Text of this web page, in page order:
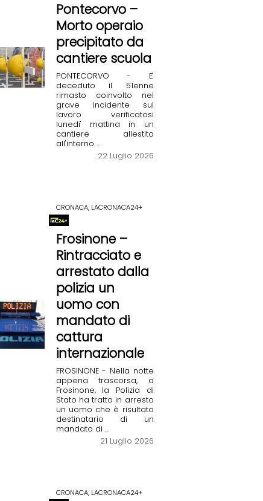
Pontecorvo –
Morto operaio
precipitato da
cantiere scuola
PONTECORVO - E'
deceduto il 51enne
rimasto coinvolto nel
grave incidente sul
lavoro verificatosi
lunedi' mattina in un
cantiere allestito
all'interno ...
22 Luglio 2026
CRONACA, LACRONACA24+
Frosinone –
Rintracciato e
arrestato dalla
polizia un
uomo con
mandato di
cattura
internazionale
FROSINONE - Nella notte
appena trascorsa, a
Frosinone, la Polizia di
Stato ha tratto in arresto
un uomo che è risultato
destinatario di un
mandato di ...
21 Luglio 2026
CRONACA, LACRONACA24+